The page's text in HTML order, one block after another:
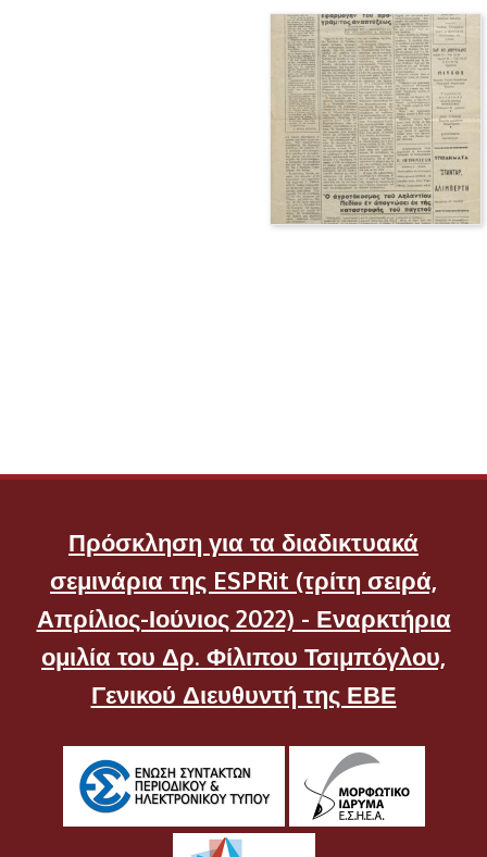
Πρόσκληση για τα διαδικτυακά
σεμινάρια της ESPRit (τρίτη σειρά,
Απρίλιος-Ιούνιος 2022) - Εναρκτήρια
ομιλία του Δρ. Φίλιπου Τσιμπόγλου,
Γενικού Διευθυντή της ΕΒΕ